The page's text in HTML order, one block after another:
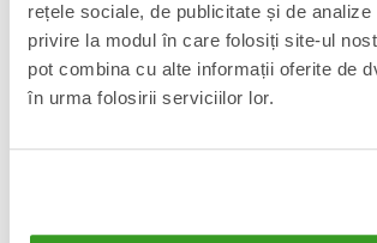
rețele sociale, de publicitate și de
privire la modul în care folosiți site-ul
pot combina cu alte informații oferite de
în urma folosirii serviciilor lor.